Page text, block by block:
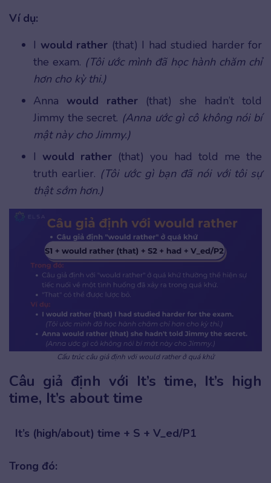
Ví dụ:
I would rather (that) I had studied harder for
the exam. (Tôi ước mình đã học hành chăm chỉ
hơn cho kỳ thi.)
Anna would rather (that) she hadn’t told
Jimmy the secret. (Anna ước gì cô không nói bí
mật này cho Jimmy.)
I would rather (that) you had told me the
truth earlier. (Tôi ước gì bạn đã nói với tôi sự
thật sớm hơn.)
Cấu trúc câu giả định với would rather ở quá khứ
Câu giả định với It’s time, It’s high
time, It’s about time
It’s (high/about) time + S + V_ed/P1
Trong đó: